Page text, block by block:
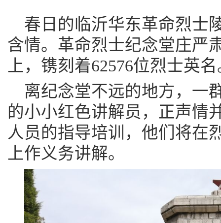
春日的临沂华东革命烈士
含情。革命烈士纪念堂庄严
上，镌刻着62576位烈士英
离纪念堂不远的地方，一
的小小红色讲解员，正声情
人员的指导培训，他们将在
上作义务讲解。